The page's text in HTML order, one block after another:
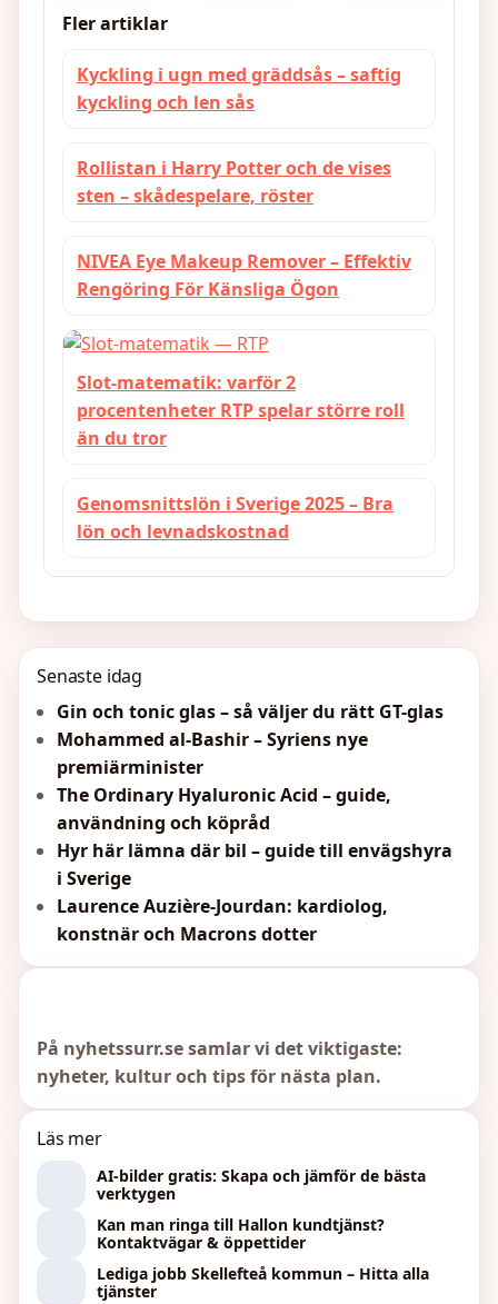
spray
Fler artiklar
Kyckling i ugn med gräddsås – saftig
kyckling och len sås
Rollistan i Harry Potter och de vises
sten – skådespelare, röster
NIVEA Eye Makeup Remover – Effektiv
Rengöring För Känsliga Ögon
Slot-matematik: varför 2
procentenheter RTP spelar större roll
än du tror
Genomsnittslön i Sverige 2025 – Bra
lön och levnadskostnad
Senaste idag
Gin och tonic glas – så väljer du rätt GT-glas
Mohammed al-Bashir – Syriens nye
premiärminister
The Ordinary Hyaluronic Acid – guide,
användning och köpråd
Hyr här lämna där bil – guide till envägshyra
i Sverige
Laurence Auzière-Jourdan: kardiolog,
konstnär och Macrons dotter
På nyhetssurr.se samlar vi det viktigaste:
nyheter, kultur och tips för nästa plan.
Läs mer
AI-bilder gratis: Skapa och jämför de bästa
verktygen
Kan man ringa till Hallon kundtjänst?
Kontaktvägar & öppettider
Lediga jobb Skellefteå kommun – Hitta alla
tjänster